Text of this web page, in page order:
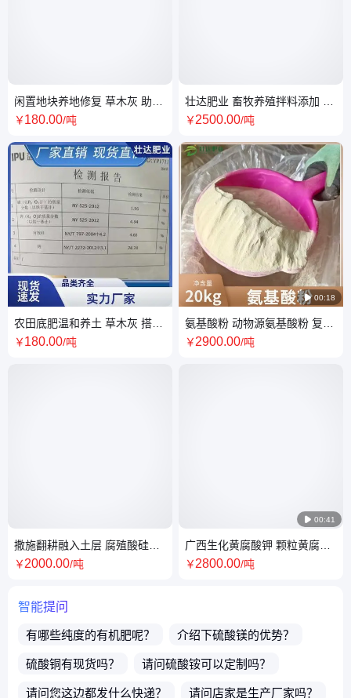
闲置地块养地修复 草木灰 助力
农作物提质量 壮达肥业
￥180.00/吨
农田底肥温和养土 草木灰 搭配
农肥调和施用 壮达肥业
￥180.00/吨
撒施翻耕融入土层 腐殖酸硅钙
抑制田间杂草滋生 壮达肥业
￥2000.00/吨
壮达肥业 畜牧养殖拌料添加 蓖
麻粕 提升农田透气程度
￥2500.00/吨
 00:18
氨基酸粉 动物源氨基酸粉 复合
氨基酸原粉 农作物水产养殖氨
￥2900.00/吨
 00:41
广西生化黄腐酸钾 颗粒黄腐酸
钾 挤压颗粒黄腐酸钾
￥2800.00/吨
智能提问
有哪些纯度的有机肥呢？ 介绍下硫酸镁的优势？
硫酸铜有现货吗？ 请问硫酸铵可以定制吗？
请问您这边都发什么快递？ 请问店家是生产厂家吗？